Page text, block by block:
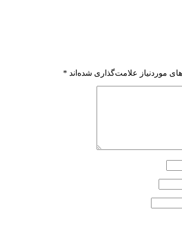
موردنیاز علامت‌گذاری شده‌اند *